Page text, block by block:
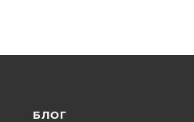
БЛОГ